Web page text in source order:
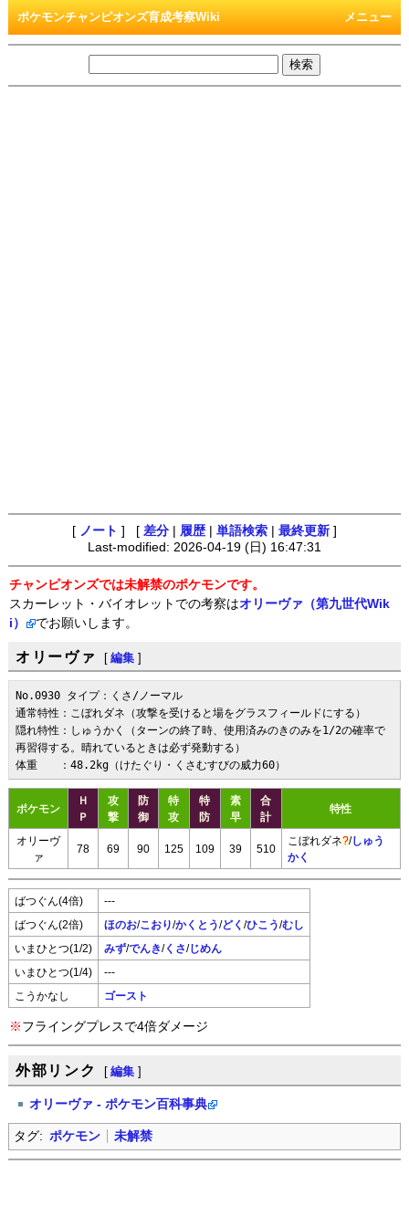
メニュー
ポケモンチャンピオンズ育成考察Wiki
[ ノート ] [ 差分 履歴 単語検索 最終更新 ]
Last-modified: 2026-04-19 (日) 16:47:31
チャンピオンズでは未解禁のポケモンです。
スカーレット・バイオレットでの考察はオリーヴァ（第九世代Wik
i）
でお願いします。
オリーヴァ [ 編集 ]
No.0930 タイプ：くさ/ノーマル
通常特性：こぼれダネ（攻撃を受けると場をグラスフィールドにする）
隠れ特性：しゅうかく（ターンの終了時、使用済みのきのみを1/2の確率で
再習得する。晴れているときは必ず発動する）
体重　　：48.2kg（けたぐり・くさむすびの威力60）
ポケモン
Ｈ
Ｐ
攻
撃
防
御
特
攻
特
防
素
早
合
計
特性
オリーヴ
ァ
78 69 90 125 109 39 510
こぼれダネ?/しゅう
かく
ばつぐん(4倍) ---
ばつぐん(2倍) ほのお/こおり/かくとう/どく /ひこう/むし
いまひとつ(1/2) みず/でんき/くさ/じめん
いまひとつ(1/4) ---
こうかなし ゴースト
※ フライングプレスで4倍ダメージ
外部リンク [ 編集 ]
オリーヴァ - ポケモン百科事典
タグ: ポケモン 未解禁